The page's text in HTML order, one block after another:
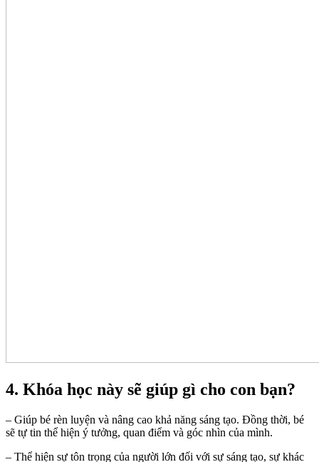
4. Khóa học này sẽ giúp gì cho con bạn?
– Giúp bé rèn luyện và nâng cao khả năng sáng tạo. Đồng thời, bé
sẽ tự tin thể hiện ý tưởng, quan điểm và góc nhìn của mình.
– Thể hiện sự tôn trọng của người lớn đối với sự sáng tạo, sự khác